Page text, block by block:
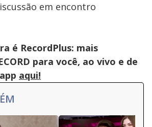
em encontro
é RecordPlus: mais
para você, ao vivo e de
aqui!